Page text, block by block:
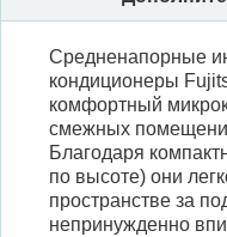
Средненапорные
кондиционеры
комфортный
смежных
Благодаря
по высоте) они
пространстве за
непринужденно